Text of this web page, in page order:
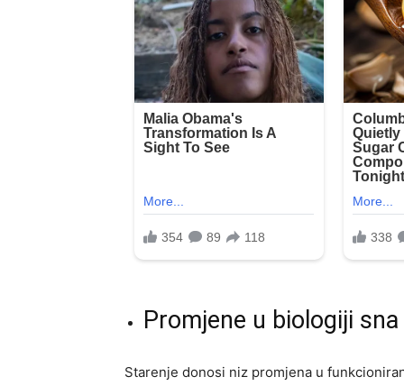
Promjene u biologiji
Starenje donosi niz promjena u